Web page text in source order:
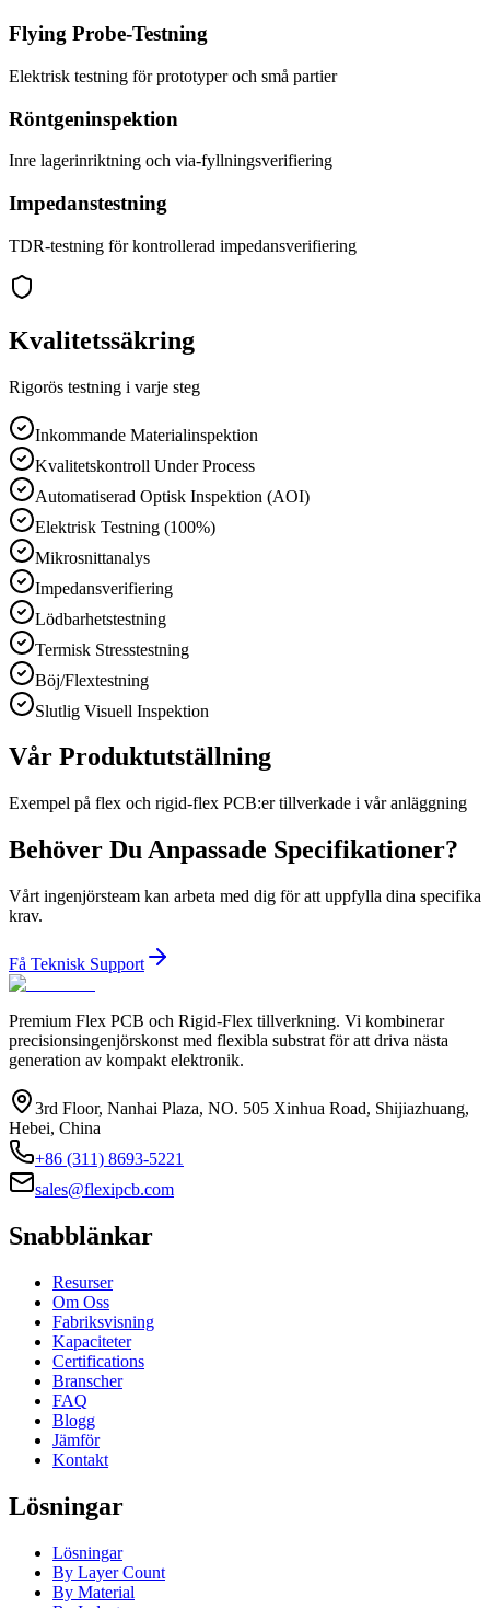
Flying Probe-Testning
Elektrisk testning för prototyper och små partier
Röntgeninspektion
Inre lagerinriktning och via-fyllningsverifiering
Impedanstestning
TDR-testning för kontrollerad impedansverifiering
Kvalitetssäkring
Rigorös testning i varje steg
Inkommande Materialinspektion
Kvalitetskontroll Under Process
Automatiserad Optisk Inspektion (AOI)
Elektrisk Testning (100%)
Mikrosnittanalys
Impedansverifiering
Lödbarhetstestning
Termisk Stresstestning
Böj/Flextestning
Slutlig Visuell Inspektion
Vår Produktutställning
Exempel på flex och rigid-flex PCB:er tillverkade i vår anläggning
Behöver Du Anpassade Specifikationer?
Vårt ingenjörsteam kan arbeta med dig för att uppfylla dina specifika
krav.
Få Teknisk Support
Premium Flex PCB och Rigid-Flex tillverkning. Vi kombinerar
precisionsingenjörskonst med flexibla substrat för att driva nästa
generation av kompakt elektronik.
3rd Floor, Nanhai Plaza, NO. 505 Xinhua Road, Shijiazhuang,
Hebei, China
+86 (311) 8693-5221
sales@flexipcb.com
Snabblänkar
Resurser
Om Oss
Fabriksvisning
Kapaciteter
Certifications
Branscher
FAQ
Blogg
Jämför
Kontakt
Lösningar
Lösningar
By Layer Count
By Material